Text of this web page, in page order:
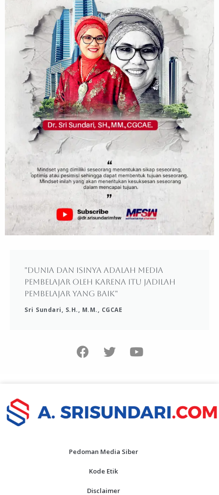
"Dunia dan isinya adalah media
pembelajar oleh karena itu jadilah
pembelajar yang baik"
Sri Sundari, S.H., M.M., CGCAE
Pedoman Media Siber
Kode Etik
Disclaimer